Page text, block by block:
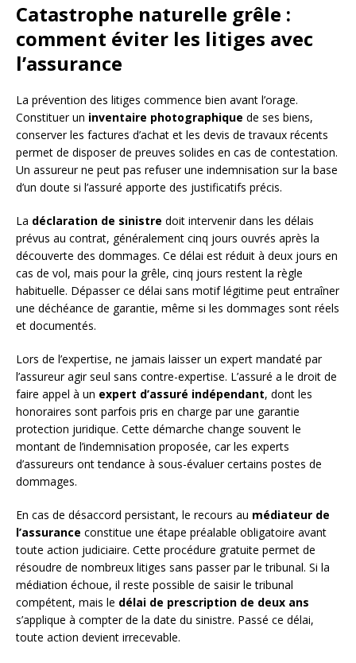
Catastrophe naturelle grêle :
comment éviter les litiges avec
l’assurance
La prévention des litiges commence bien avant l’orage.
Constituer un inventaire photographique de ses biens,
conserver les factures d’achat et les devis de travaux récents
permet de disposer de preuves solides en cas de contestation.
Un assureur ne peut pas refuser une indemnisation sur la base
d’un doute si l’assuré apporte des justificatifs précis.
La déclaration de sinistre doit intervenir dans les délais
prévus au contrat, généralement cinq jours ouvrés après la
découverte des dommages. Ce délai est réduit à deux jours en
cas de vol, mais pour la grêle, cinq jours restent la règle
habituelle. Dépasser ce délai sans motif légitime peut entraîner
une déchéance de garantie, même si les dommages sont réels
et documentés.
Lors de l’expertise, ne jamais laisser un expert mandaté par
l’assureur agir seul sans contre-expertise. L’assuré a le droit de
faire appel à un expert d’assuré indépendant, dont les
honoraires sont parfois pris en charge par une garantie
protection juridique. Cette démarche change souvent le
montant de l’indemnisation proposée, car les experts
d’assureurs ont tendance à sous-évaluer certains postes de
dommages.
En cas de désaccord persistant, le recours au médiateur de
l’assurance constitue une étape préalable obligatoire avant
toute action judiciaire. Cette procédure gratuite permet de
résoudre de nombreux litiges sans passer par le tribunal. Si la
médiation échoue, il reste possible de saisir le tribunal
compétent, mais le délai de prescription de deux ans
s’applique à compter de la date du sinistre. Passé ce délai,
toute action devient irrecevable.